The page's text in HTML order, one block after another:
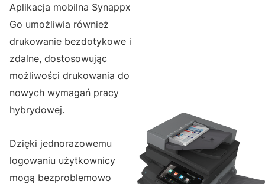
Aplikacja mobilna Synappx
Go umożliwia również
drukowanie bezdotykowe i
zdalne, dostosowując
możliwości drukowania do
nowych wymagań pracy
hybrydowej.
Dzięki jednorazowemu
logowaniu użytkownicy
mogą bezproblemowo